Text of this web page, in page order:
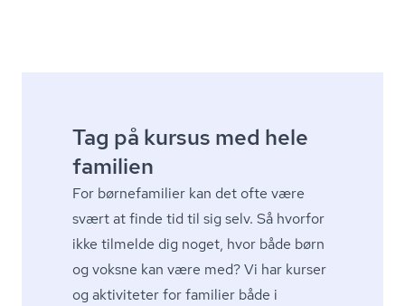
Tag på kursus med hele
familien
For børnefamilier kan det ofte være
svært at finde tid til sig selv. Så hvorfor
ikke tilmelde dig noget, hvor både børn
og voksne kan være med? Vi har kurser
og aktiviteter for familier både i